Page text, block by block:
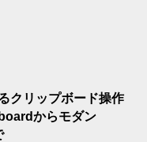
クリップボード操作
からモダン